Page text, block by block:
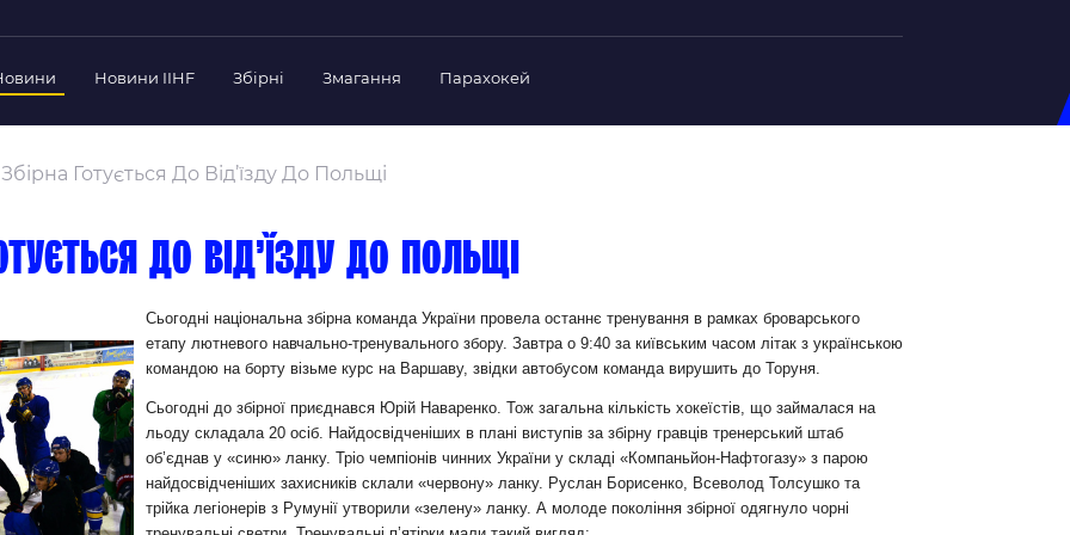
Федерації
документи
Ради Федерації
Новини IIHF Збірні
Склад Збірної
Календар Матчів
Україна U-18
Склад Збірної
Тренерський Штаб
Календар Матчів
Україна (ж)
Склад Збірної
Тренерський Штаб
Календар Матчів
Змагання Парахокей
Готується До Від’їзду До Польщі
до від’їзду до Польщі
Сьогодні національна збірна команда України провела останнє тренування в рамках броварського
етапу лютневого навчально-тренувального збору. Завтра о 9:40 за київським часом літак з українською
командою на борту візьме курс на Варшаву, звідки автобусом команда вирушить до Торуня.
Сьогодні до збірної приєднався Юрій Наваренко. Тож загальна кількість хокеїстів, що займалася на
льоду складала 20 осіб. Найдосвідченіших в плані виступів за збірну гравців тренерський штаб
об’єднав у «синю» ланку. Тріо чемпіонів чинних України у складі «Компаньйон-Нафтогазу» з парою
найдосвідченіших захисників склали «червону» ланку. Руслан Борисенко, Всеволод Толсушко та
трійка легіонерів з Румунії утворили «зелену» ланку. А молоде покоління збірної одягнуло чорні